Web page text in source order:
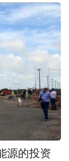
源的投资